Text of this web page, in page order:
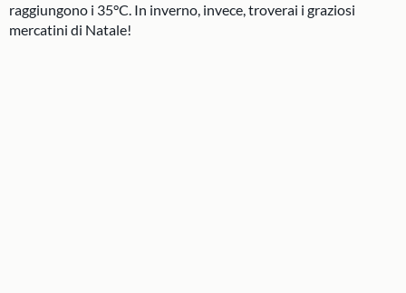
raggiungono i 35°C. In inverno, invece, troverai i graziosi
mercatini di Natale!